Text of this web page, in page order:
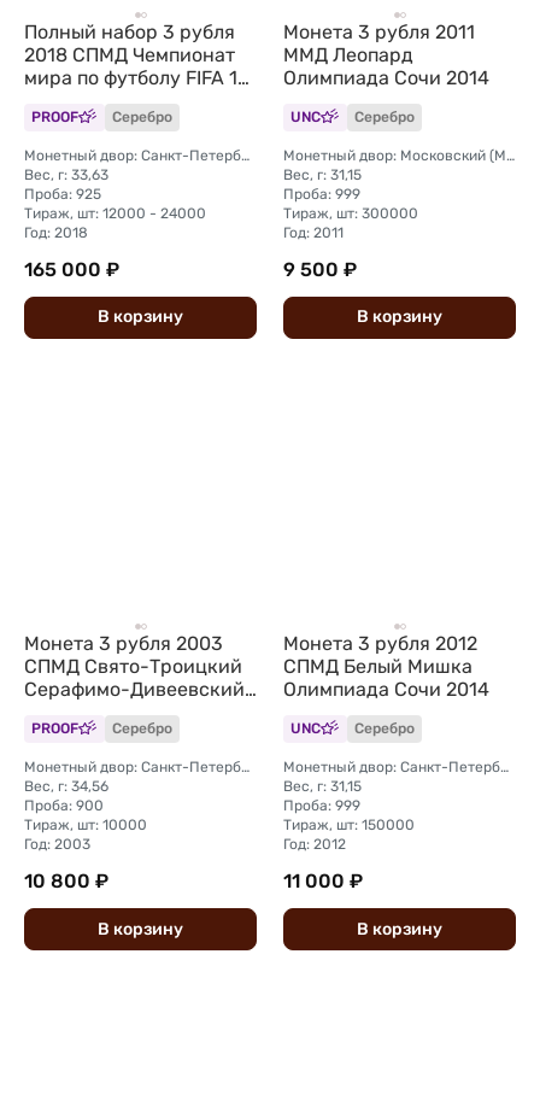
Полный набор 3 рубля
2018 СПМД Чемпионат
мира по футболу FIFA 12
монет + марки
PROOF Серебро
Монетный двор: Санкт-Петербургский (СПМД)
Вес, г: 33,63
Проба: 925
Тираж, шт: 12000 - 24000
Год: 2018
165 000 ₽
В корзину
Монета 3 рубля 2011
ММД Леопард
Олимпиада Сочи 2014
UNC Серебро
Монетный двор: Московский (ММД)
Вес, г: 31,15
Проба: 999
Тираж, шт: 300000
Год: 2011
9 500 ₽
В корзину
Монета 3 рубля 2003
СПМД Свято-Троицкий
Серафимо-Дивеевский
монастырь
PROOF Серебро
Монетный двор: Санкт-Петербургский (СПМД)
Вес, г: 34,56
Проба: 900
Тираж, шт: 10000
Год: 2003
10 800 ₽
В корзину
Монета 3 рубля 2012
СПМД Белый Мишка
Олимпиада Сочи 2014
UNC Серебро
Монетный двор: Санкт-Петербургский (СПМД)
Вес, г: 31,15
Проба: 999
Тираж, шт: 150000
Год: 2012
11 000 ₽
В корзину